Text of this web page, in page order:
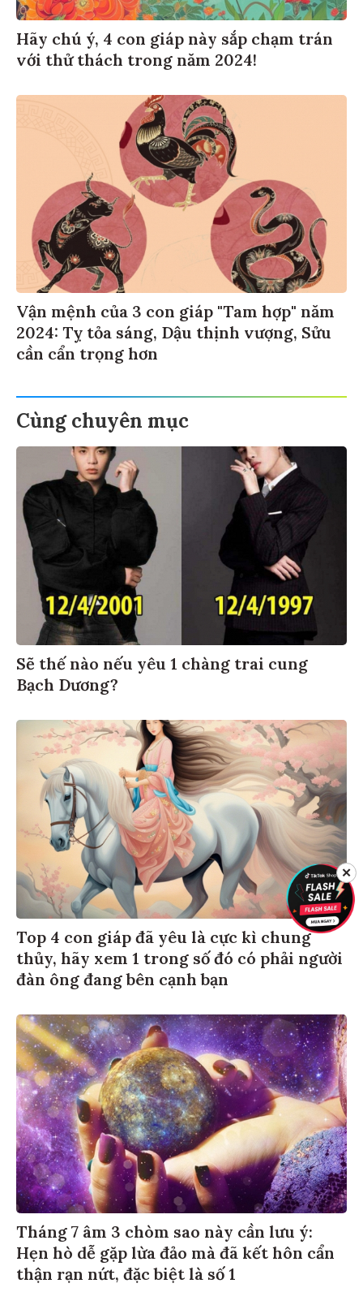
Hãy chú ý, 4 con giáp này sắp chạm trán
với thử thách trong năm 2024!
Vận mệnh của 3 con giáp "Tam hợp" năm
2024: Tỵ tỏa sáng, Dậu thịnh vượng, Sửu
cần cẩn trọng hơn
Cùng chuyên mục
Sẽ thế nào nếu yêu 1 chàng trai cung
Bạch Dương?
Top 4 con giáp đã yêu là cực kì chung
thủy, hãy xem 1 trong số đó có phải người
đàn ông đang bên cạnh bạn
Tháng 7 âm 3 chòm sao này cần lưu ý:
Hẹn hò dễ gặp lừa đảo mà đã kết hôn cẩn
thận rạn nứt, đặc biệt là số 1
✕